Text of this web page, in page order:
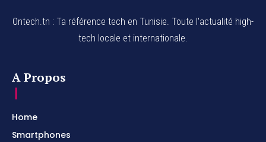
Ontech.tn : Ta référence tech en Tunisie. Toute l'actualité high-
tech locale et internationale.
A Propos
Home
Smartphones